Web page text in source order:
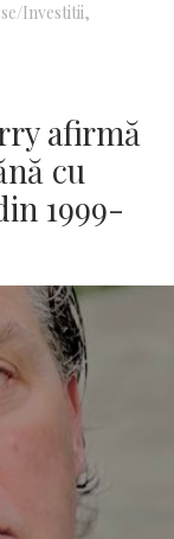
Investitii,
afirmă
cu
1999-